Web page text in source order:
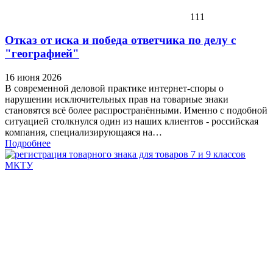
111
Отказ от иска и победа ответчика по делу с
"географией"
16 июня 2026
В современной деловой практике интернет-споры о
нарушении исключительных прав на товарные знаки
становятся всё более распространёнными. Именно с подобной
ситуацией столкнулся один из наших клиентов - российская
компания, специализирующаяся на…
Подробнее